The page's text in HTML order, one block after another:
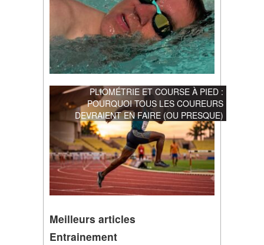
PLIOMÉTRIE ET COURSE À PIED :
POURQUOI TOUS LES COUREURS
DEVRAIENT EN FAIRE (OU PRESQUE)
Meilleurs articles
Entrainement